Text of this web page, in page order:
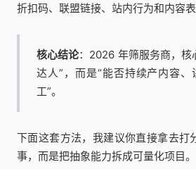
折扣码、联盟链接、站内行为和内容表
核心结论：2026 年筛服务商，核
达人”，而是“能否持续产内容
工”。
下面这套方法，我建议你直接拿去打
事，而是把抽象能力拆成可量化项目。